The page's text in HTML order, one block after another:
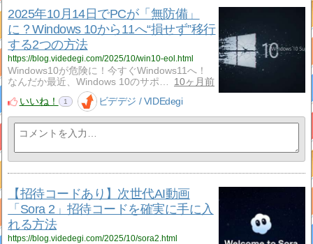
2025年10月14日でPCが「無防備」
に？Windows 10から11へ“損せず”移行
する2つの方法
https://blog.videdegi.com/2025/10/win10-eol.html
Windows10が危険に！今すぐWindows11へ！
なんだか最近、Windows 10のサポ…
10ヶ月前
いいね！
1 ビデデジ / VIDEdegi
【招待コードあり】次世代AI動画
「Sora 2」招待コードを確実に手に入
れる方法
https://blog.videdegi.com/2025/10/sora2.html